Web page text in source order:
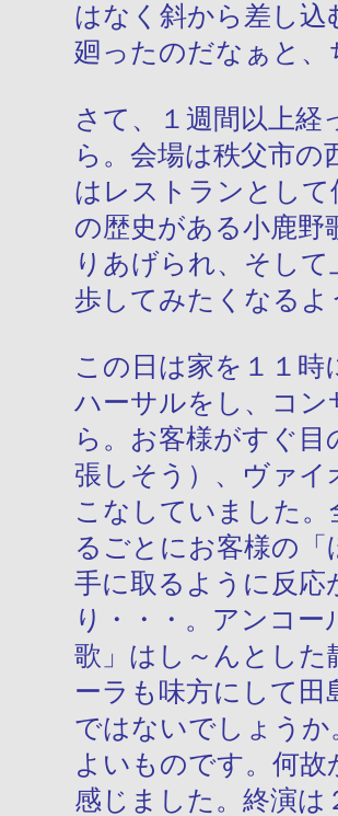
はなく斜から差し
廻ったのだなぁと
さて、１週間以上
ら。会場は秩父市
はレストランとし
の歴史がある小鹿野
りあげられ、そし
歩してみたくなる
この日は家を１１
ハーサルをし、コ
ら。お客様がすぐ
張しそう）、ヴァ
こなしていました
るごとにお客様の
手に取るように反
り・・・。アンコ
歌」はし～んとし
ーラも味方にして
ではないでしょう
よいものです。何
感じました。終演は